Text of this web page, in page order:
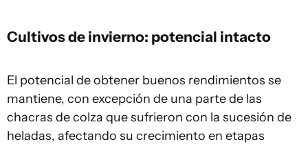
Cultivos de invierno: potencial intacto
El potencial de obtener buenos rendimientos se
mantiene, con excepción de una parte de las
chacras de colza que sufrieron con la sucesión de
heladas, afectando su crecimiento en etapas